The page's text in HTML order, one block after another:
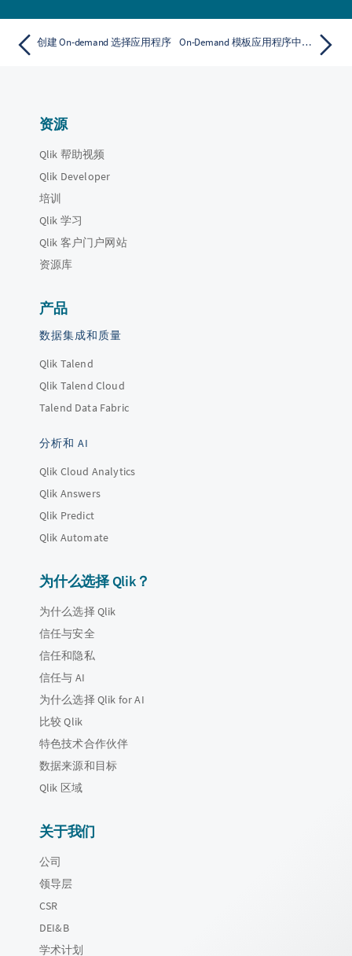
创建 On-demand 选择应用程序 On-Demand 模板应用程序中的绑定表达式
资源
Qlik 帮助视频
Qlik Developer
培训
Qlik 学习
Qlik 客户门户网站
资源库
产品
数据集成和质量
Qlik Talend
Qlik Talend Cloud
Talend Data Fabric
分析和 AI
Qlik Cloud Analytics
Qlik Answers
Qlik Predict
Qlik Automate
为什么选择 Qlik？
为什么选择 Qlik
信任与安全
信任和隐私
信任与 AI
为什么选择 Qlik for AI
比较 Qlik
特色技术合作伙伴
数据来源和目标
Qlik 区域
关于我们
公司
领导层
CSR
DEI&B
学术计划